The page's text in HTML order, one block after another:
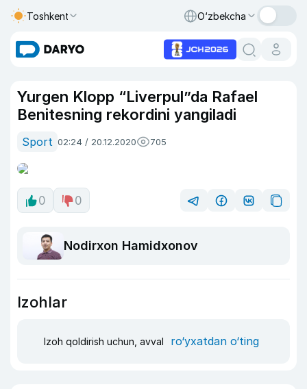
Toshkent O‘zbekcha
Yurgen Klopp “Liverpul”da Rafael
Benitesning rekordini yangiladi
Sport 02:24 / 20.12.2020 705
0 0
Nodirxon Hamidxonov
Izohlar
Izoh qoldirish uchun, avval ro‘yxatdan o‘ting